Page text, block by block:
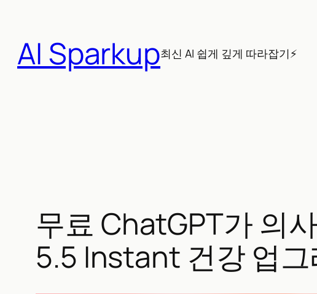
AI Sparkup최신 AI 쉽게 깊게 따라잡기⚡
무료 ChatGPT가 의
5.5 Instant 건강 업